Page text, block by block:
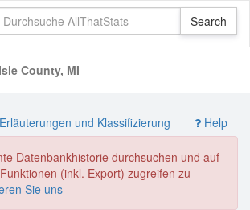
County, MI
und Klassifizierung Help
Datenbankhistorie durchsuchen und auf
(inkl. Export) zugreifen zu
Sie uns